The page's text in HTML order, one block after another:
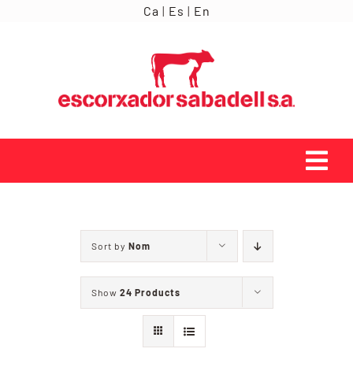
Ca | Es | En
Sort by Nom
Show 24 Products